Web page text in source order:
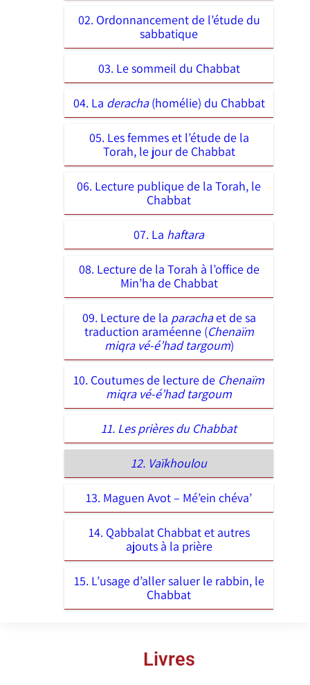
02. Ordonnancement de l’étude du
sabbatique
03. Le sommeil du Chabbat
04. La deracha(homélie) du Chabbat
05. Les femmes et l’étude de la
Torah, le jour de Chabbat
06. Lecture publique de la Torah, le
Chabbat
07. La haftara
08. Lecture de la Torah à l’office de
Min’ha de Chabbat
09. Lecture de la parachaet de sa
traduction araméenne (Chenaïm
miqra vé-é’had targoum)
10. Coutumes de lecture de Chenaïm
miqra vé-é’had targoum
11. Les prières du Chabbat
12. Vaïkhoulou
13. Maguen Avot – Mé’ein chéva’
14. Qabbalat Chabbat et autres
ajouts à la prière
15. L’usage d’aller saluer le rabbin, le
Chabbat
Livres